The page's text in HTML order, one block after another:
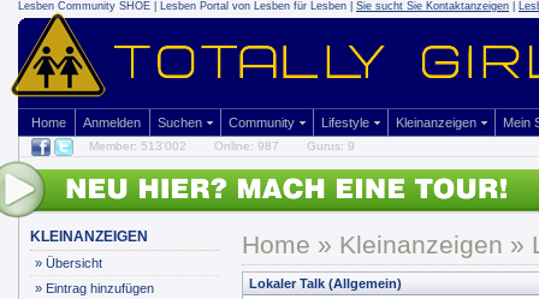
Lesben Community SHOE | Lesben Portal von Lesben für Lesben | Sie sucht Sie Kontaktanzeigen
Home Anmelden Suchen Community Lifestyle Kleinanzeigen Mein
Member: 513'002 Online: 987 Gurus: 9
KLEINANZEIGEN
» Übersicht
» Eintrag hinzufügen
Home » Kleinanzeigen »
Lokaler Talk (Allgemein)